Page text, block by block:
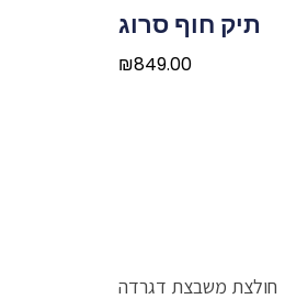
תיק חוף סרוג
₪849.00